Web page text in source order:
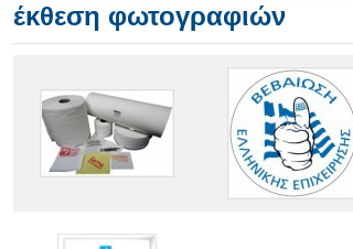
έκθεση φωτογραφιών